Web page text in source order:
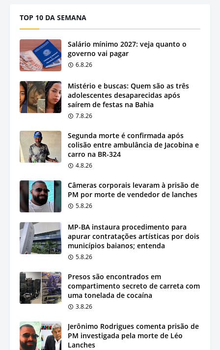
TOP 10 DA SEMANA
Salário mínimo 2027: veja quanto o
governo vai pagar
6.8.26
Mistério e buscas: Quem são as três
adolescentes desaparecidas após
saírem de festas na Bahia
7.8.26
Segunda morte é confirmada após
colisão entre ambulância de Jacobina e
carro na BR-324
4.8.26
Câmeras corporais levaram à prisão de
PM por morte de vendedor de lanches
5.8.26
MP-BA instaura procedimento para
apurar contratações artísticas por dois
municípios baianos; entenda
5.8.26
Presos são encontrados em
compartimento secreto de carreta com
uma tonelada de cocaína
3.8.26
Jerônimo Rodrigues comenta prisão de
PM investigada pela morte de Léo
Lanches